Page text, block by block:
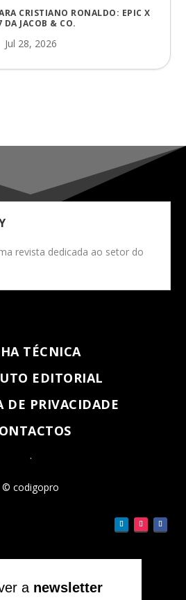
CRISTIANO RONALDO: EPIC X
DA JACOB & CO.
Jul 28, 2026
revista dedicada ao setor do
TÉCNICA
EDITORIAL
DE PRIVACIDADE
.
© codigopro
a newsletter